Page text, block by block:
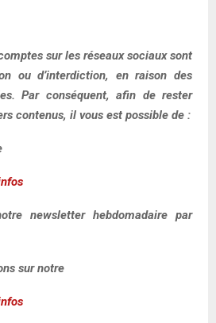
sur les réseaux sociaux sont
ou d’interdiction, en raison des
Par conséquent, afin de rester
contenus, il vous est possible de :
newsletter hebdomadaire par
sur notre